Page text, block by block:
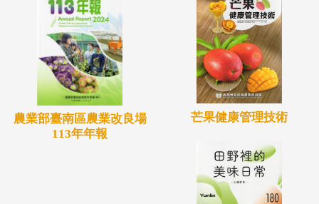
農業部臺南區農業改良場
113年年報
芒果健康管理技術